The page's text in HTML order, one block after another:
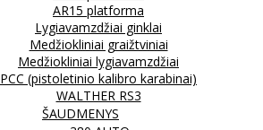
AR15 platforma
Lygiavamzdžiai ginklai
Medžiokliniai graižtviniai
Medžiokliniai lygiavamzdžiai
PCC (pistoletinio kalibro karabinai)
WALTHER RS3
ŠAUDMENYS